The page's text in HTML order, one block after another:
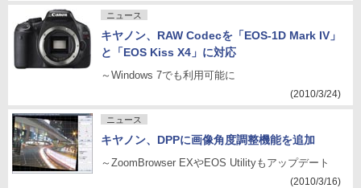
ニュース
キヤノン、RAW Codecを「EOS-1D Mark IV」
と「EOS Kiss X4」に対応
～Windows 7でも利用可能に
(2010/3/24)
ニュース
キヤノン、DPPに画像角度調整機能を追加
～ZoomBrowser EXやEOS Utilityもアップデート
(2010/3/16)